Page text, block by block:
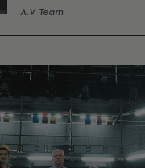
A.V. Team